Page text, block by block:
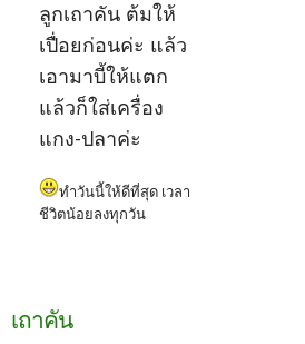
ลูกเถาคัน ต้มให้
เปื่อยก่อนค่ะ แล้ว
เอามาบี้ให้แตก
แล้วก็ใส่เครื่อง
แกง-ปลาค่ะ
ทำวันนี้ให้ดีที่สุด เวลา
ชีวิตน้อยลงทุกวัน
เถาคัน